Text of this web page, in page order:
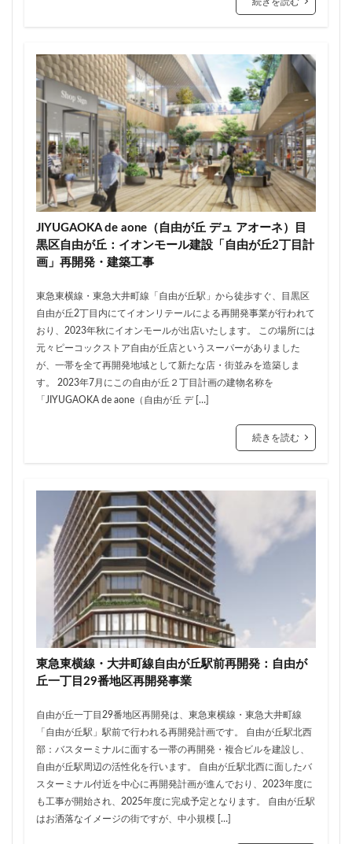
JIYUGAOKA de aone（自由が丘 デュ アオーネ）目
黒区自由が丘：イオンモール建設「自由が丘2丁目計
画」再開発・建築工事
東急東横線・東急大井町線「自由が丘駅」から徒歩すぐ、目黒区
自由が丘2丁目内にてイオンリテールによる再開発事業が行われて
おり、2023年秋にイオンモールが出店いたします。 この場所には
元々ピーコックストア自由が丘店というスーパーがありました
が、一帯を全て再開発地域として新たな店・街並みを造築しま
す。 2023年7月にこの自由が丘２丁目計画の建物名称を
「JIYUGAOKA de aone（自由が丘 デ […]
続きを読む
東急東横線・大井町線自由が丘駅前再開発：自由が
丘一丁目29番地区再開発事業
自由が丘一丁目29番地区再開発は、東急東横線・東急大井町線
「自由が丘駅」駅前で行われる再開発計画です。 自由が丘駅北西
部：バスターミナルに面する一帯の再開発・複合ビルを建設し、
自由が丘駅周辺の活性化を行います。 自由が丘駅北西に面したバ
スターミナル付近を中心に再開発計画が進んでおり、2023年度に
も工事が開始され、2025年度に完成予定となります。 自由が丘駅
はお洒落なイメージの街ですが、中小規模 […]
京急川崎
京橋 京浜東北線 京王多摩川駅 京王線
京王電鉄 京葉線 京都市 今池
代々木 代々木公園 代官山 伊勢原市
伏見 住友不動産 住吉駅 住宅
住居 信越本線 兜町 入曽駅 八丁堀
八重洲 公園 六本木 六本木ヒルズ
六本木七丁目 六町 再整備 再開発
北参道 北品川 北大阪急行 北小金
北広島市 北海道新幹線
千住大橋 千歳烏山 千種区 千葉パルコ
千葉市 千葉駅 千駄ヶ谷 千鳥町 南北線
南武線 南渡田地区 南砂町 南船橋
南葛SC 博多駅 厚木駅 原宿 取手駅
名古屋城
名古屋高速
名鉄百貨店
品川区 品川浦 品川駅
噴水 四ツ谷 四ツ谷駅 国家戦略特区
国立 地下鉄 埼京線
埼玉国際先進医療センター 外環道
多摩ニュータウン 多摩境 多摩都市モノレール
夢洲 大井町 大和ハウス 大学 大宮
大宮区役所 大宮小学校 大宮駅
大崎 大崎広小路 大崎駅 大手町 大森駅
大阪メトロ中央線 大阪モノレール 大阪市
大阪駅 天王洲アイル 学士会館 学校
宇都宮市 宮前区 小岩 小岩駅 小川町
小川駅 小平 小平市 小田急
小田急小田原線 小田急百貨店 小金井市 尻手